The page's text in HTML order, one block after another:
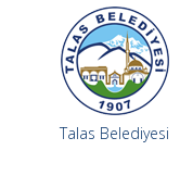
Talas Belediyesi